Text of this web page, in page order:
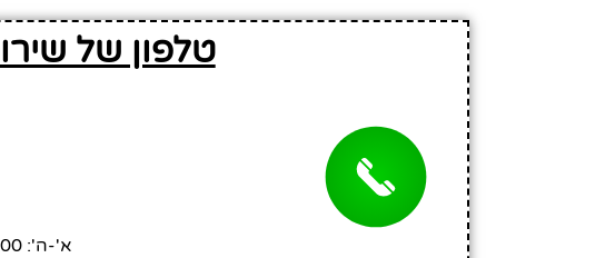
טלפון של
א'-ה': 7:30-22:00 | ו': 7:30-15:00 | ש': 20:30-23:00